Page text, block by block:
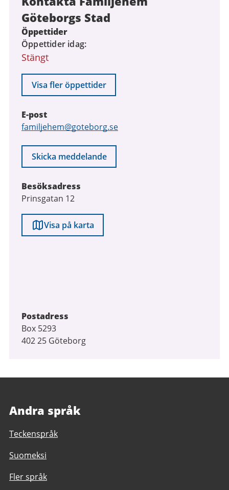
Göteborgs Stad
Öppettider
Öppettider idag
Stängt
Visa fler öppettider
E-post
E-
familjehem@goteborg.se
Skicka meddelande
Besöksadress
Prinsgatan 12
Visa på karta
Postadress
Box 5293
402 25 Göteborg
Andra språk
Teckenspråk
Suomeksi
Fler språk